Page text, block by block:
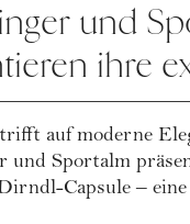
und
ihre
auf moderne
und Sportalm
Capsule –